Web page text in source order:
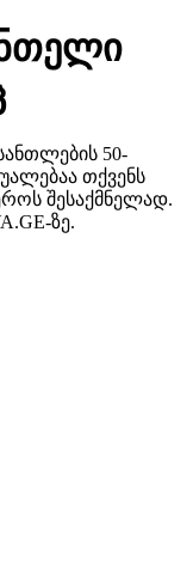
50-
თქვენს
შესაქმნელად.
ზე.